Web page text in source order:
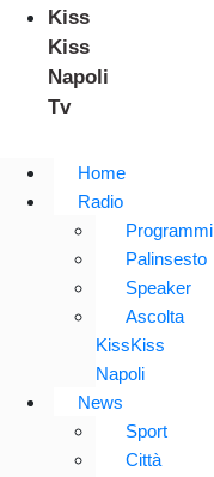
Kiss
Kiss
Napoli
Tv
Home
Radio
Programmi
Palinsesto
Speaker
Ascolta
KissKiss
Napoli
News
Sport
Città